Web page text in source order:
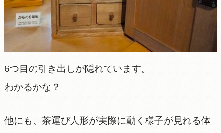
6つ目の引き出しが隠れています。
わかるかな？
他にも、茶運び人形が実際に動く様子が見れる体